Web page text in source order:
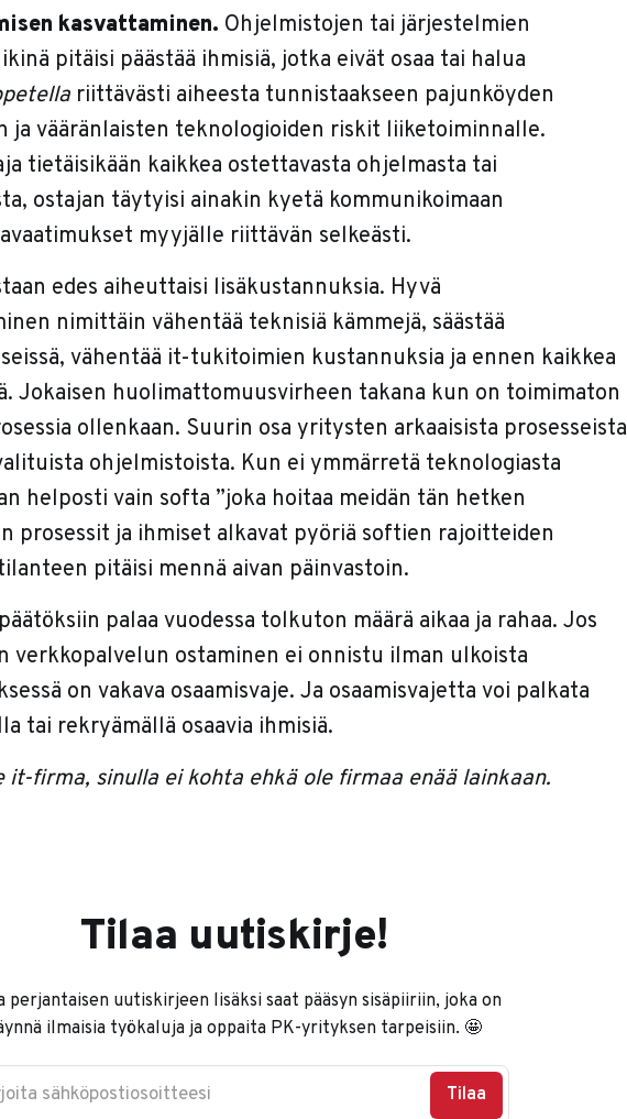
kasvattaminen. Ohjelmistojen tai järjestelmien
pitäisi päästää ihmisiä, jotka eivät osaa tai halua
riittävästi aiheesta tunnistaakseen pajunköyden
ja vääränlaisten teknologioiden riskit liiketoiminnalle.
tietäisikään kaikkea ostettavasta ohjelmasta tai
ostajan täytyisi ainakin kyetä kommunikoimaan
myyjälle riittävän selkeästi.
edes aiheuttaisi lisäkustannuksia. Hyvä
nimittäin vähentää teknisiä kämmejä, säästää
vähentää it-tukitoimien kustannuksia ja ennen kaikkea
Jokaisen huolimattomuusvirheen takana kun on toimimaton
ollenkaan. Suurin osa yritysten arkaaisista prosesseista
ohjelmistoista. Kun ei ymmärretä teknologiasta
helposti vain softa ”joka hoitaa meidän tän hetken
prosessit ja ihmiset alkavat pyöriä softien rajoitteiden
pitäisi mennä aivan päinvastoin.
palaa vuodessa tolkuton määrä aikaa ja rahaa. Jos
verkkopalvelun ostaminen ei onnistu ilman ulkoista
on vakava osaamisvaje. Ja osaamisvajetta voi palkata
tai rekryämällä osaavia ihmisiä.
it-firma, sinulla ei kohta ehkä ole firmaa enää lainkaan.
Tilaa uutiskirje!
perjantaisen uutiskirjeen lisäksi saat pääsyn sisäpiiriin, joka on
ilmaisia työkaluja ja oppaita PK-yrityksen tarpeisiin. 🤩
sähköpostiosoitteesi Tilaa